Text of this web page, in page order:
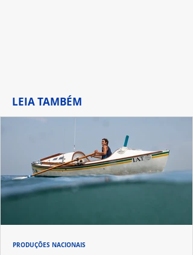
LEIA TAMBÉM
PRODUÇÕES NACIONAIS